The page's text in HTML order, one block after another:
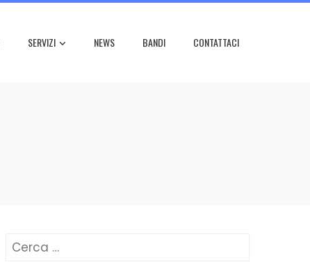
SERVIZI NEWS BANDI CONTATTACI
Ricerca